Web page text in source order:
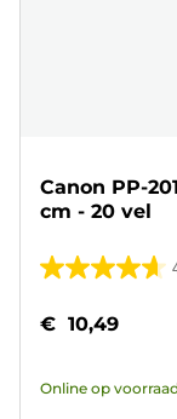
Canon PP-
cm - 20 vel
4.6
de
sterren.
€ 10,49
Online op